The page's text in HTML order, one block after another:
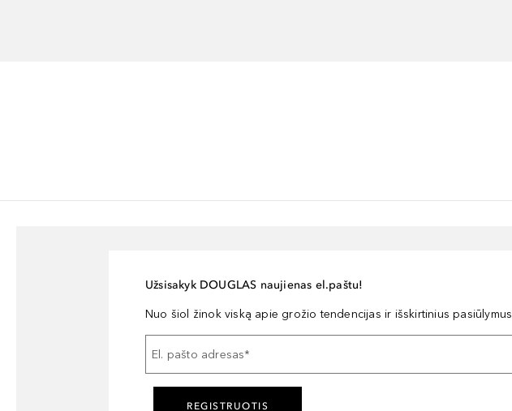
Užsisakyk DOUGLAS naujienas el.paštu!
Nuo šiol žinok viską apie grožio tendencijas ir išskirtinius pasiūlymus
El. pašto adresas*
REGISTRUOTIS